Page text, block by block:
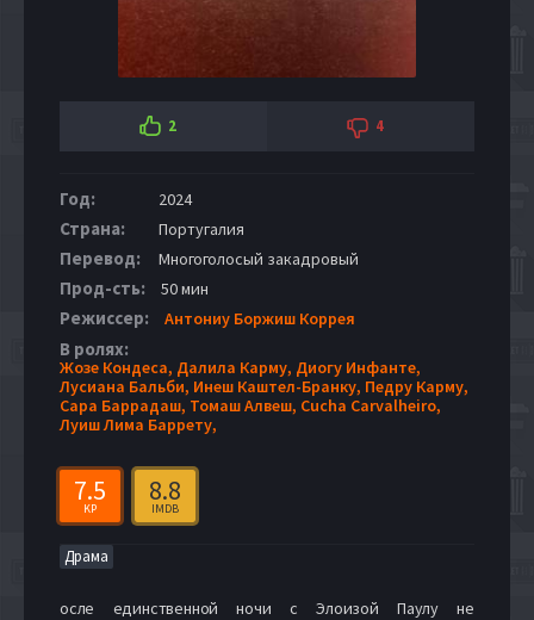
2 4
Год: 2024
Страна: Португалия
Перевод: Многоголосый закадровый
Прод-сть: 50 мин
Режиссер: Антониу Боржиш Коррея
В ролях:
Жозе Кондеса, Далила Карму, Диогу Инфанте,
Лусиана Бальби, Инеш Каштел-Бранку, Педру Карму,
Сара Баррадаш, Томаш Алвеш, Cucha Carvalheiro,
Луиш Лима Баррету,
7.5
KP
8.8
IMDB
Драма
осле единственной ночи с Элоизой Паулу не